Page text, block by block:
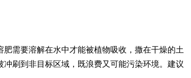
需要溶解在水中才能被植物吸收，撒在干燥的土
刷到非目标区域，既浪费又可能污染环境。建议